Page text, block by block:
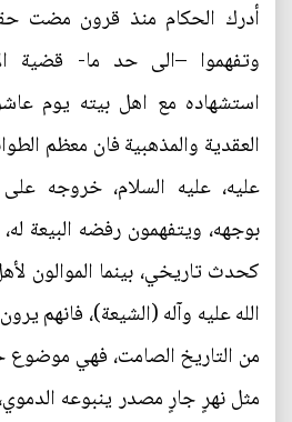
أدرك الحكام منذ قرون مضت
وتفهموا –الى حد ما- قضية
استشهاده مع اهل بيته يوم
العقدية والمذهبية فان معظم
عليه، عليه السلام، خروجه
بوجهه، ويتفهمون رفضه البيعة
كحدث تاريخي، بينما الموالون
الله عليه وآله (الشيعة)، فانهم
من التاريخ الصامت، فهي
مثل نهرٍ جارٍ مصدر ينبوعه